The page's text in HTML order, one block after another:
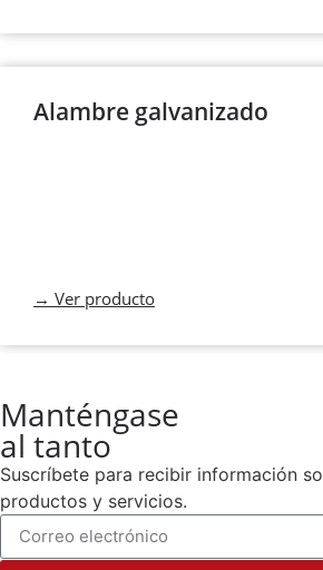
Alambre galvanizado
→ Ver producto
Manténgase
al tanto
Suscríbete para recibir información
productos y servicios.